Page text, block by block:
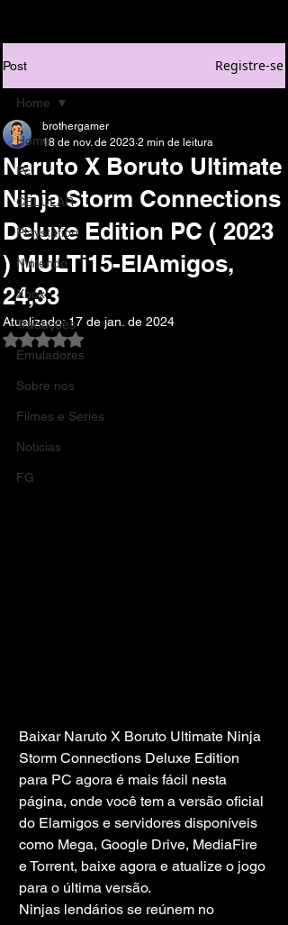
Post Registre-se
Home
Pc
CELULAR
Playstation
Nintendo
Xbox
Traduções
Emuladores
Sobre nos
Filmes e Series
Noticias
FG
Home
Naruto X Boruto Ultimate
Ninja Storm Connections
Deluxe Edition PC ( 2023
) MULTi15-ElAmigos,
24,33
brothergamer
18 de nov. de 2023 2 min de leitura
Atualizado:17 de jan. de 2024
Avaliado com NaN de 5 estrelas.
Baixar Naruto X Boruto Ultimate Ninja
Storm Connections Deluxe Edition
para PC agora é mais fácil nesta
página, onde você tem a versão oficial
do Elamigos e servidores disponíveis
como Mega, Google Drive, MediaFire
e Torrent, baixe agora e atualize o jogo
para o última versão.
Ninjas lendários se reúnem no